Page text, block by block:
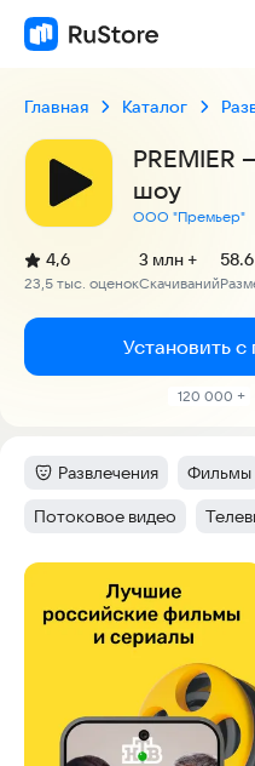
Главная Каталог
шоу
ООО "Премьер"
Рейтинг:
4,6
(
23,5 тыс. оценок
)
Скачиваний
3 млн +
Установить
120 000 +
Категория:
Развлечения Тег:
Фильмы
Тег:
Потоковое видео Тег:
Скриншоты